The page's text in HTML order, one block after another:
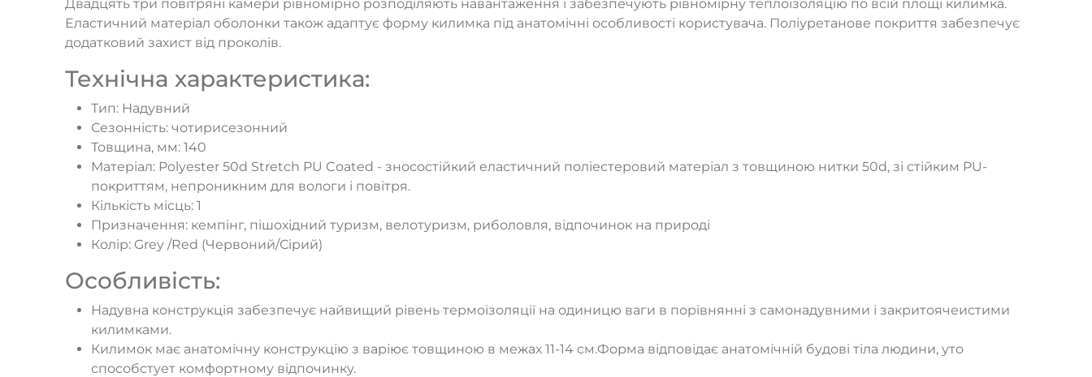
Двадцять три повітряні камери рівномірно розподіляють навантаження і забезпечують рівномірну теплоізоляцію по всій площі килимка.
Еластичний матеріал оболонки також адаптує форму килимка під анатомічні особливості користувача. Поліуретанове покриття забезпечує
додатковий захист від проколів.
Технічна характеристика:
Тип: Надувний
Сезонність: чотирисезонний
Товщина, мм: 140
Матеріал: Polyester 50d Stretch PU Coated - зносостійкий еластичний поліестеровий матеріал з товщиною нитки 50d, зі стійким PU-
покриттям, непроникним для вологи і повітря.
Кількість місць: 1
Призначення: кемпінг, пішохідний туризм, велотуризм, риболовля, відпочинок на природі
Колір: Grey /Red (Червоний/Сірий)
Особливість:
Надувна конструкція забезпечує найвищий рівень термоізоляції на одиницю ваги в порівнянні з самонадувними і закритоячеистими
килимками.
Килимок має анатомічну конструкцію з варіює товщиною в межах 11-14 см.Форма відповідає анатомічній будові тіла людини, уто
способстует комфортному відпочинку.